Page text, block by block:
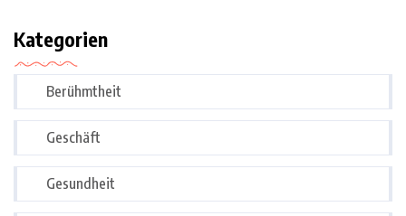
Kategorien
Berühmtheit
Geschäft
Gesundheit